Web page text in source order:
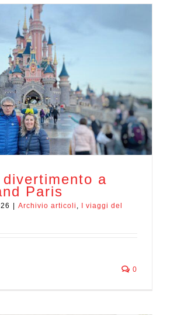
divertimento a
Paris
Archivio articoli ,
I viaggi del
0